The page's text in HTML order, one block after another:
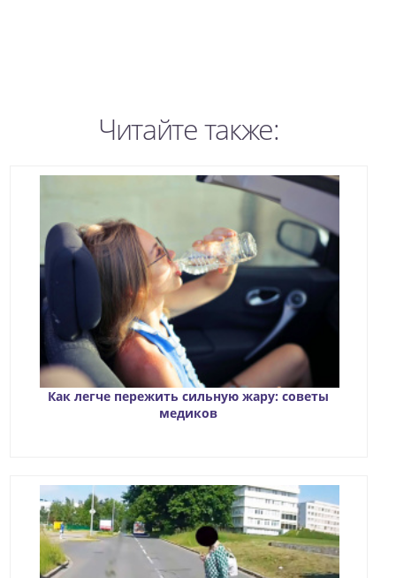
Читайте также:
Как легче пережить сильную жару: советы
медиков